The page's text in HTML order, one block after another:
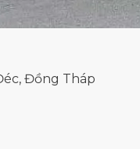
Đồng Tháp